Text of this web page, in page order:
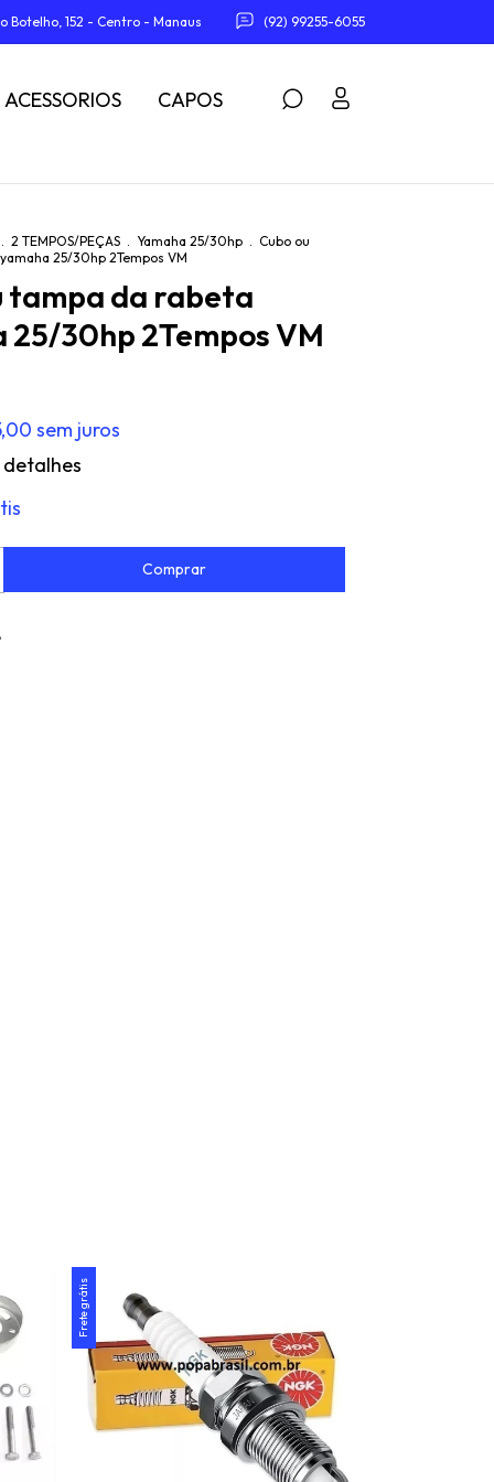
Botelho, 152 - Centro - Manaus (92) 99255-6055
ACESSORIOS CAPOS
. 2 TEMPOS/PEÇAS . Yamaha 25/30hp . Cubo ou
25/30hp 2Tempos VM
tampa da rabeta
25/30hp 2Tempos VM
sem juros
detalhes
Frete grátis